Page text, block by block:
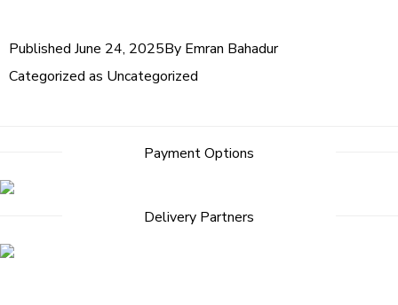
Published June 24, 2025By Emran Bahadur
Categorized as Uncategorized
Payment Options
Delivery Partners